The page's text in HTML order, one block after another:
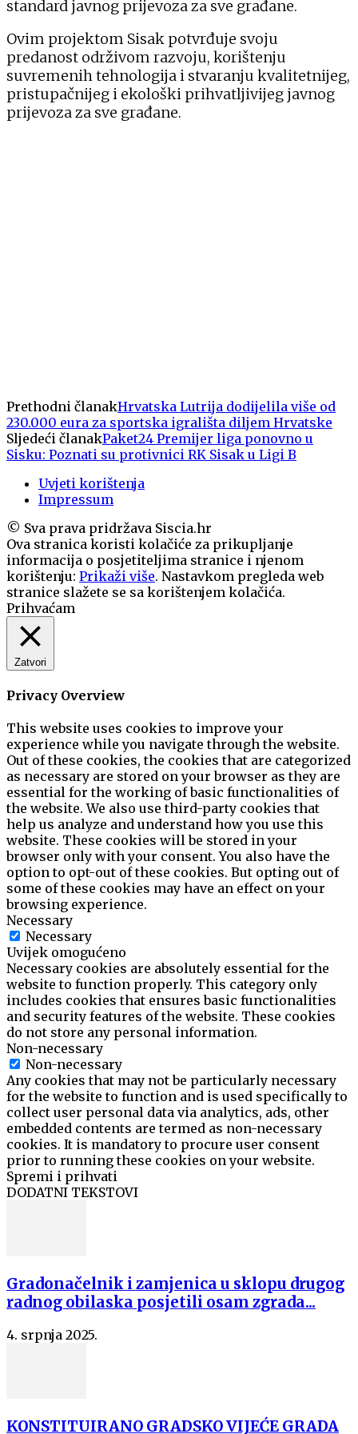
standard javnog prijevoza za sve građane.
Ovim projektom Sisak potvrđuje svoju
predanost održivom razvoju, korištenju
suvremenih tehnologija i stvaranju kvalitetnijeg,
pristupačnijeg i ekološki prihvatljivijeg javnog
prijevoza za sve građane.
Prethodni članakHrvatska Lutrija dodijelila više od
230.000 eura za sportska igrališta diljem Hrvatske
Sljedeći članakPaket24 Premijer liga ponovno u
Sisku: Poznati su protivnici RK Sisak u Ligi B
Uvjeti korištenja
Impressum
© Sva prava pridržava Siscia.hr
Ova stranica koristi kolačiće za prikupljanje
informacija o posjetiteljima stranice i njenom
korištenju: Prikaži više. Nastavkom pregleda web
stranice slažete se sa korištenjem kolačića.
Prihvaćam
Zatvori
Privacy Overview
This website uses cookies to improve your
experience while you navigate through the website.
Out of these cookies, the cookies that are categorized
as necessary are stored on your browser as they are
essential for the working of basic functionalities of
the website. We also use third-party cookies that
help us analyze and understand how you use this
website. These cookies will be stored in your
browser only with your consent. You also have the
option to opt-out of these cookies. But opting out of
some of these cookies may have an effect on your
browsing experience.
Necessary
Necessary
Uvijek omogućeno
Necessary cookies are absolutely essential for the
website to function properly. This category only
includes cookies that ensures basic functionalities
and security features of the website. These cookies
do not store any personal information.
Non-necessary
Non-necessary
Any cookies that may not be particularly necessary
for the website to function and is used specifically to
collect user personal data via analytics, ads, other
embedded contents are termed as non-necessary
cookies. It is mandatory to procure user consent
prior to running these cookies on your website.
Spremi i prihvati
DODATNI TEKSTOVI
Gradonačelnik i zamjenica u sklopu drugog
radnog obilaska posjetili osam zgrada...
4. srpnja 2025.
KONSTITUIRANO GRADSKO VIJEĆE GRADA